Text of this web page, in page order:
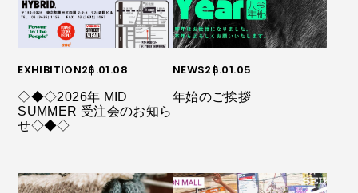
EXHIBITION26.01.08
◇◆◇2026年 MID
SUMMER 受注会のお知ら
せ◇◆◇
NEWS26.01.05
年始のご挨拶